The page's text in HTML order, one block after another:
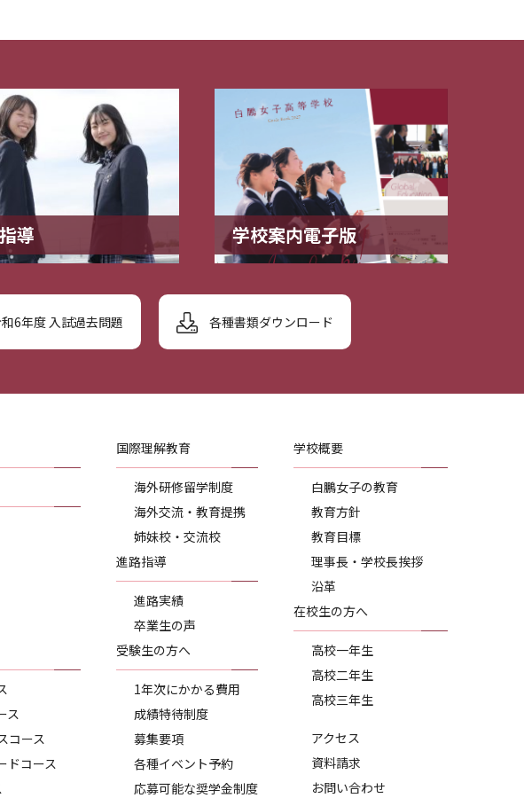
導 学校案内電子版
6年度 入試過去問題 各種書類ダウンロード
ス
コース
ドコース
国際理解教育
海外研修留学制度
海外交流・教育提携
姉妹校・交流校
進路指導
進路実績
卒業生の声
受験生の方へ
1年次にかかる費用
成績特待制度
募集要項
各種イベント予約
応募可能な奨学金制度
学校概要
白鵬女子の教育
教育方針
教育目標
理事長・学校長挨拶
沿革
在校生の方へ
高校一年生
高校二年生
高校三年生
アクセス
資料請求
お問い合わせ